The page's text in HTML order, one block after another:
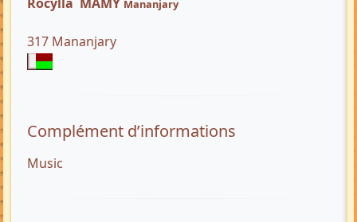
Mananjary
317 Mananjary
Complément d’informations
Music